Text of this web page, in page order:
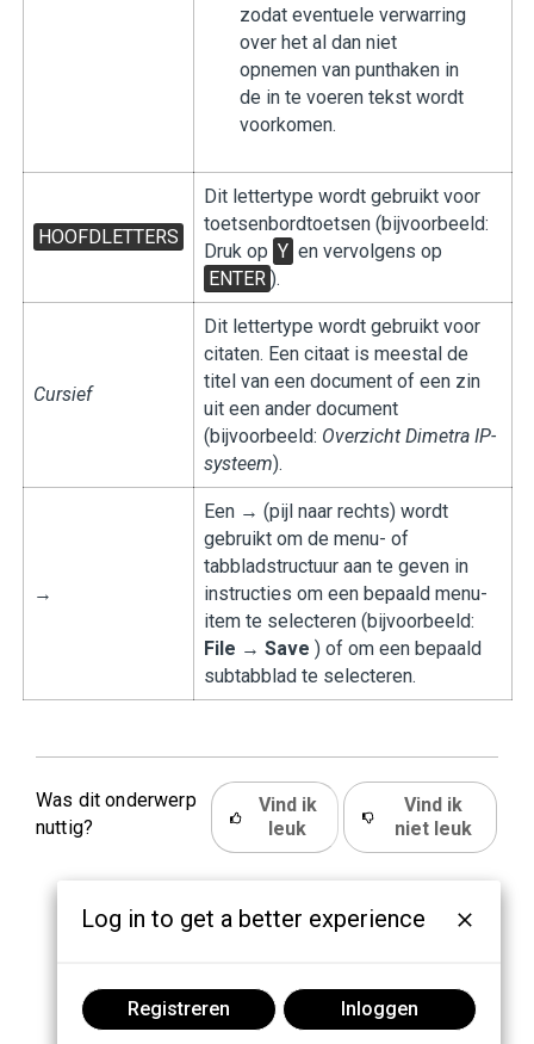
zodat eventuele verwarring
over het al dan niet
opnemen van punthaken in
de in te voeren tekst wordt
voorkomen.
HOOFDLETTERS
Dit lettertype wordt gebruikt voor
toetsenbordtoetsen (bijvoorbeeld:
Druk op Y en vervolgens op
ENTER ).
Cursief
Dit lettertype wordt gebruikt voor
citaten. Een citaat is meestal de
titel van een document of een zin
uit een ander document
(bijvoorbeeld: Overzicht Dimetra IP-
systeem).
→
Een → (pijl naar rechts) wordt
gebruikt om de menu- of
tabbladstructuur aan te geven in
instructies om een bepaald menu-
item te selecteren (bijvoorbeeld:
File → Save ) of om een bepaald
subtabblad te selecteren.
Was dit onderwerp
nuttig?
Vind ik
leuk
Vind ik
niet leuk
Log in to get a better experience
Registreren Inloggen